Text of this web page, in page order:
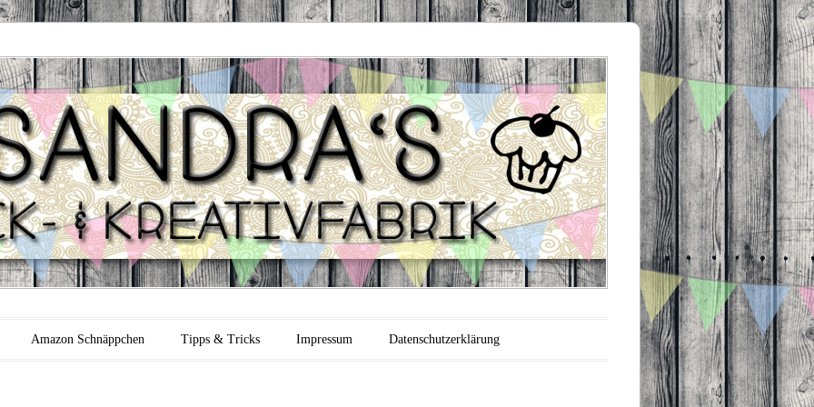
Backfabrik
Amazon Schnäppchen Tipps & Tricks Impressum Datenschutzerklärung